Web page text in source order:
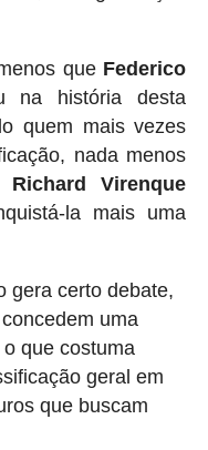
que Federico
na história desta
quem mais vezes
nada menos
Richard Virenque
la mais uma
gera certo debate,
uma
que costuma
geral em
que buscam